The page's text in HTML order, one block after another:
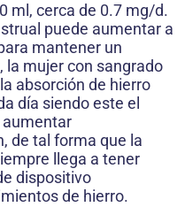
ml, cerca de 0.7 mg/d.
puede aumentar a
mantener un
la mujer con sangrado
absorción de hierro
día siendo este el
aumentar
de tal forma que la
llega a tener
dispositivo
de hierro.